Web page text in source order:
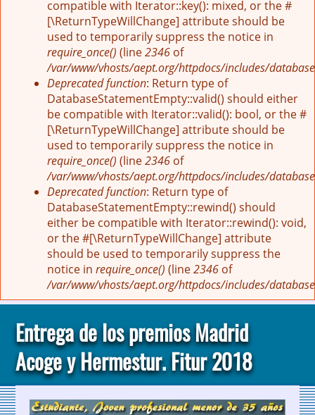
compatible with Iterator::key(): mixed, or the #
[\ReturnTypeWillChange] attribute should be
used to temporarily suppress the notice in
require_once() (line2346 of
/var/www/vhosts/aept.org/httpdocs/includes/
Deprecated function: Return type of
DatabaseStatementEmpty::valid() should either
be compatible with Iterator::valid(): bool, or the #
[\ReturnTypeWillChange] attribute should be
used to temporarily suppress the notice in
require_once() (line2346 of
/var/www/vhosts/aept.org/httpdocs/includes/
Deprecated function: Return type of
DatabaseStatementEmpty::rewind() should
either be compatible with Iterator::rewind(): void,
or the #[\ReturnTypeWillChange] attribute
should be used to temporarily suppress the
notice in require_once() (line2346 of
/var/www/vhosts/aept.org/httpdocs/includes/
Entrega de los premios Madrid
Acoge y Hermestur. Fitur 2018